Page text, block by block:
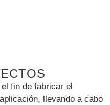
fin de fabricar el
llevando a cabo